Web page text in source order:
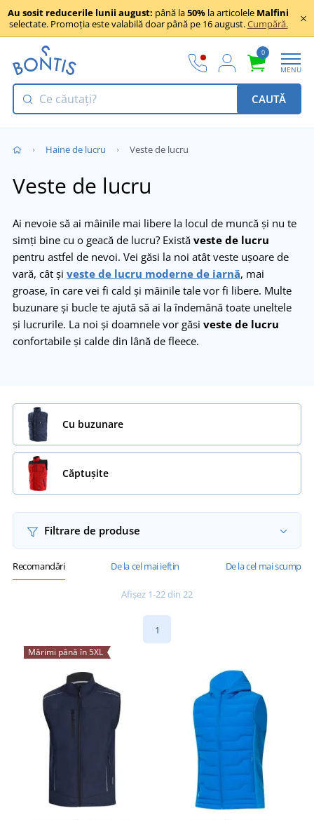
Au sosit reducerile lunii august: până la50% la articolele Malfini
selectate. Promoția este valabilă doar până pe 16 august.Cumpără.
0
MENU
CAUTĂ
Haine de lucru Veste de lucru
Veste de lucru
Ai nevoie să ai mâinile mai libere la locul de muncă și nu te
simți bine cu o geacă de lucru? Există veste de lucru
pentru astfel de nevoi. Vei găsi la noi atât veste ușoare de
vară, cât și veste de lucru moderne de iarnă, mai
groase, în care vei fi cald și mâinile tale vor fi libere. Multe
buzunare și bucle te ajută să ai la îndemână toate uneltele
și lucrurile. La noi și doamnele vor găsi veste de lucru
confortabile și calde din lână de fleece.
Cu buzunare
Căptușite
Filtrare de produse
Recomandări De la cel mai ieftin De la cel mai scump
Afișez 1-22 din 22
1
Mărimi până în 5XL